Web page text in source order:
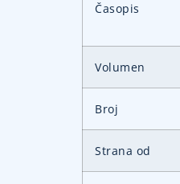
Časopis
Volumen
Broj
Strana od